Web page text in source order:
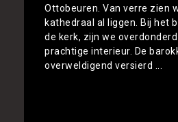
Ottobeuren. Van verre zien
kathedraal al liggen. Bij het
de kerk, zijn we
prachtige interieur. De
overweldigend versierd ...